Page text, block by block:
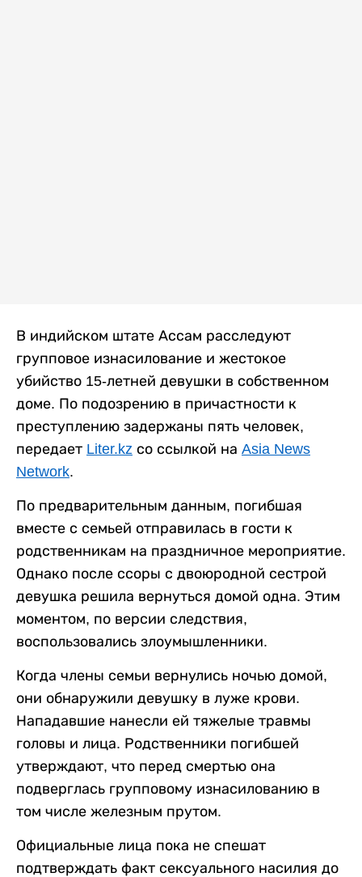
В индийском штате Ассам расследуют
групповое изнасилование и жестокое
убийство 15-летней девушки в собственном
доме. По подозрению в причастности к
преступлению задержаны пять человек,
передает Liter.kz со ссылкой на Asia News
Network.
По предварительным данным, погибшая
вместе с семьей отправилась в гости к
родственникам на праздничное мероприятие.
Однако после ссоры с двоюродной сестрой
девушка решила вернуться домой одна. Этим
моментом, по версии следствия,
воспользовались злоумышленники.
Когда члены семьи вернулись ночью домой,
они обнаружили девушку в луже крови.
Нападавшие нанесли ей тяжелые травмы
головы и лица. Родственники погибшей
утверждают, что перед смертью она
подверглась групповому изнасилованию в
том числе железным прутом.
Официальные лица пока не спешат
подтверждать факт сексуального насилия до